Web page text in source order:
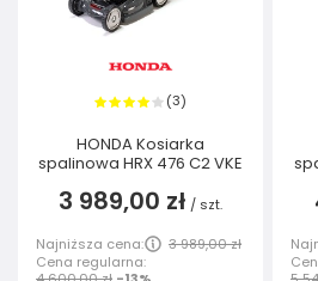
(3)
HONDA Kosiarka
spalinowa HRX 476 C2 VKE
3 989,00 zł / szt.
Najniższa cena:
3 989,00 zł
Cena regularna: